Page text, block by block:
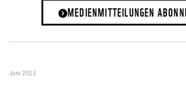
MEDIENMITTEILUNGEN
Juni 2023